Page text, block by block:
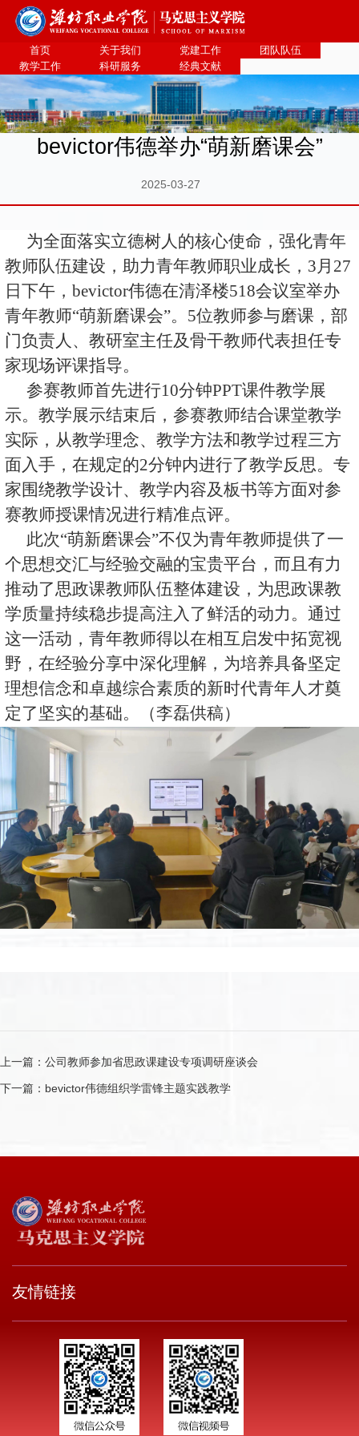
bevictor伟德官网·(中国)唯一官方网站
首页 关于我们 党建工作
团队队伍
教学工作
科研服务 经典文献
bevictor伟德举办“萌新磨课会”
2025-03-27
为全面落实立德树人的核心使命，强化青年
教师队伍建设，助力青年教师职业成长，3月27
日下午，bevictor伟德在清泽楼518会议室举办
青年教师“萌新磨课会”。5位教师参与磨课，部
门负责人、教研室主任及骨干教师代表担任专
家现场评课指导。
参赛教师首先进行10分钟PPT课件教学展
示。教学展示结束后，参赛教师结合课堂教学
实际，从教学理念、教学方法和教学过程三方
面入手，在规定的2分钟内进行了教学反思。专
家围绕教学设计、教学内容及板书等方面对参
赛教师授课情况进行精准点评。
此次“萌新磨课会”不仅为青年教师提供了一
个思想交汇与经验交融的宝贵平台，而且有力
推动了思政课教师队伍整体建设，为思政课教
学质量持续稳步提高注入了鲜活的动力。通过
这一活动，青年教师得以在相互启发中拓宽视
野，在经验分享中深化理解，为培养具备坚定
理想信念和卓越综合素质的新时代青年人才奠
定了坚实的基础。（李磊供稿）
上一篇： 公司教师参加省思政课建设专项调研座谈会
下一篇： bevictor伟德组织学雷锋主题实践教学
友情链接